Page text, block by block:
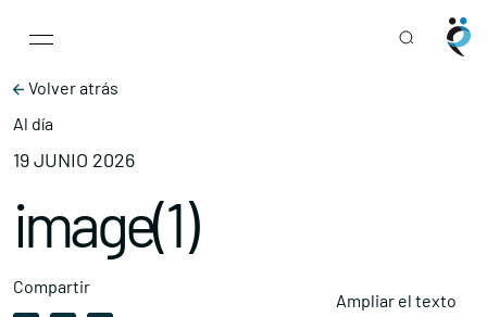
Main Navigation
Volver atrás
Al día
19 JUNIO 2026
image(1)
Compartir
Ampliar el texto